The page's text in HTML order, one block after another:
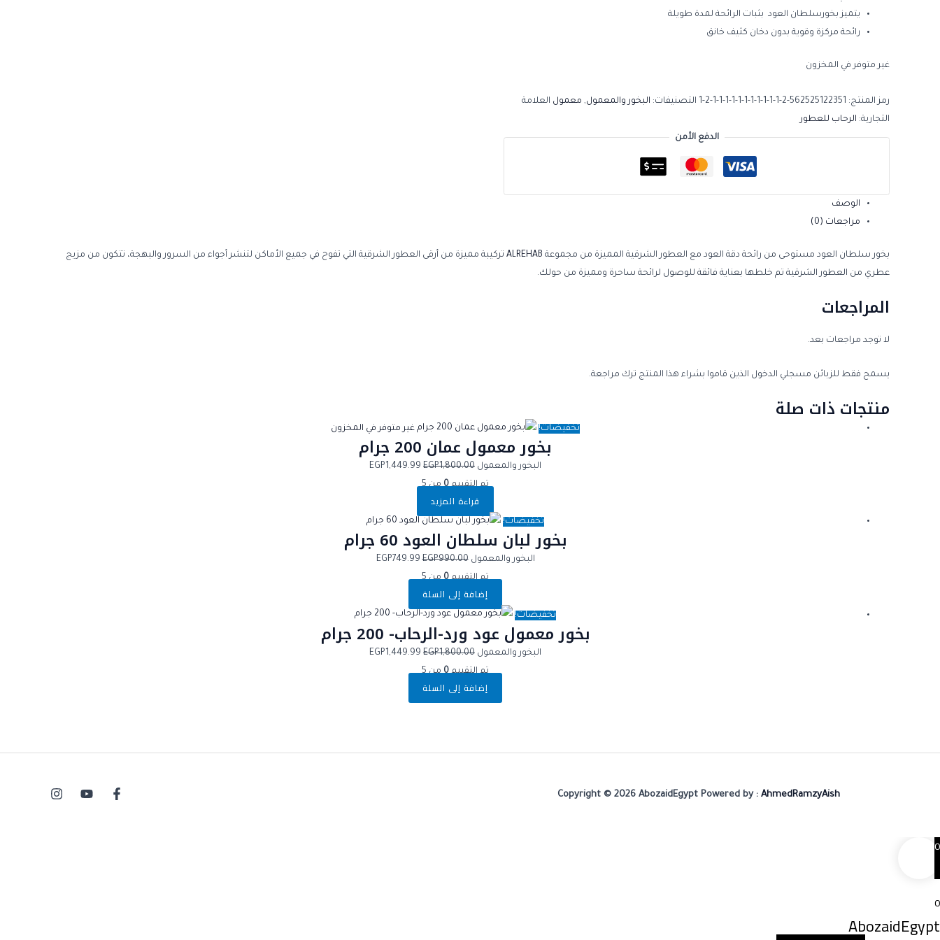
يتميز بخورسلطان العود بثبات الرائحة لمدة طويلة
رائحة مركزة وقوية بدون دخان كثيف خانق
غير متوفر في المخزون
رمز المنتج: 562525122351-2-1-1-1-1-1-1-1-1-1-1-1-2-1 التصنيفات: البخور والمعمول, معمول العلامة
التجارية: الرحاب للعطور
الدفع الأمن
الوصف
مراجعات (0)
بخور سلطان العود مستوحى من رائحة دقة العود مع العطور الشرقية المميزة من مجموعة ALREHAB تركيبة مميزة من أرقى العطور الشرقية التي تفوح في جميع الأماكن لتنشر أجواء من السرور والبهجة، تتكون من مزيج
عطري من العطور الشرقية تم خلطها بعناية فائقة للوصول لرائحة ساحرة ومميزة من حولك.
المراجعات
لا توجد مراجعات بعد.
يسمح فقط للزبائن مسجلي الدخول الذين قاموا بشراء هذا المنتج ترك مراجعة.
منتجات ذات صلة
تخفيضات! غير متوفر في المخزون
بخور معمول عمان 200 جرام
البخور والمعمول EGP1,800.00
EGP 1,449.99
تم التقييم0من 5
قراءة المزيد
تخفيضات!
بخور لبان سلطان العود 60 جرام
البخور والمعمول EGP990.00
EGP749.99
تم التقييم0من 5
إضافة إلى السلة
تخفيضات!
بخور معمول عود ورد-الرحاب- 200 جرام
البخور والمعمول EGP1,800.00
EGP1,449.99
تم التقييم0من 5
إضافة إلى السلة
Copyright © 2026 AbozaidEgypt Powered by :AhmedRamzyAish
0
0
AbozaidEgypt